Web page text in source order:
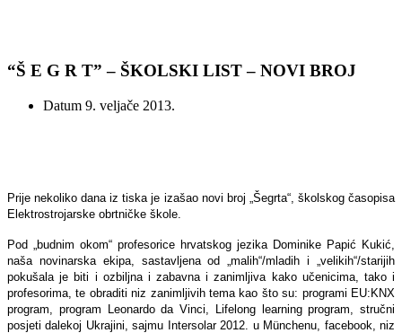
“Š E G R T” – ŠKOLSKI LIST – NOVI BROJ
Datum 9. veljače 2013.
Prije nekoliko dana iz tiska je izašao novi broj „Šegrta“, školskog časopisa
Elektrostrojarske obrtničke škole.
Pod „budnim okom“ profesorice hrvatskog jezika Dominike Papić Kukić,
naša novinarska ekipa, sastavljena od „malih“/mladih i „velikih“/starijih
pokušala je biti i ozbiljna i zabavna i zanimljiva kako učenicima, tako i
profesorima, te obraditi niz zanimljivih tema kao što su: programi EU:KNX
program, program Leonardo da Vinci, Lifelong learning program, stručni
posjeti dalekoj Ukrajini, sajmu Intersolar 2012. u Münchenu, facebook, niz